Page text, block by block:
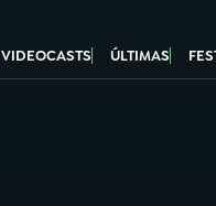
VIDEOCASTS ÚLTIMAS